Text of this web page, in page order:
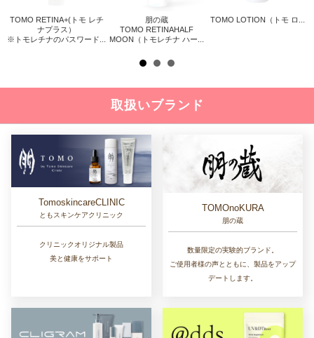
TOMO RETINA+(トモ レチ
ナプラス）
※トモレチナのパスワード...
朋の蔵
TOMO RETINAHALF
MOON（トモレチナ ハー...
TOMO LOTION（トモ ロ...
取扱いブランド
TomoskincareCLINIC
ともスキンケアクリニック
クリニックオリジナル製品
美と健康をサポート
TOMOnoKURA
朋の蔵
数量限定の実験的ブランド。
ご使用者様の声とともに、製品をアップ
デートします。